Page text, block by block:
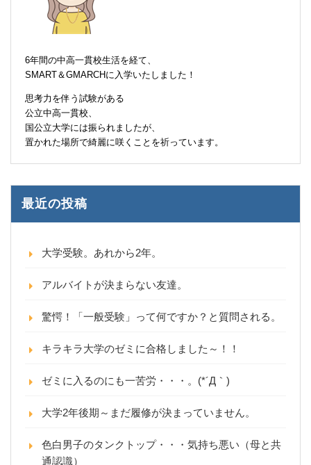
6年間の中高一貫校生活を経て、
SMART＆GMARCHに入学いたしました！
思考力を伴う試験がある
公立中高一貫校、
国公立大学には振られましたが、
置かれた場所で綺麗に咲くことを祈っています。
最近の投稿
大学受験。あれから2年。
アルバイトが決まらない友達。
驚愕！「一般受験」って何ですか？と質問される。
キラキラ大学のゼミに合格しました～！！
ゼミに入るのにも一苦労・・・。(*´Д｀)
大学2年後期～まだ履修が決まっていません。
色白男子のタンクトップ・・・気持ち悪い（母と共
通認識）